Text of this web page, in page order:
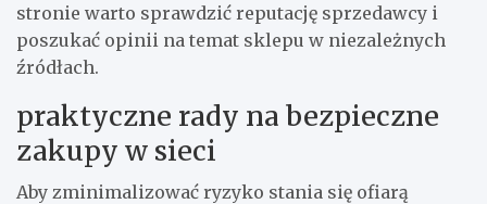
stronie warto sprawdzić reputację sprzedawcy i
poszukać opinii na temat sklepu w niezależnych
źródłach.
praktyczne rady na bezpieczne
zakupy w sieci
Aby zminimalizować ryzyko stania się ofiarą